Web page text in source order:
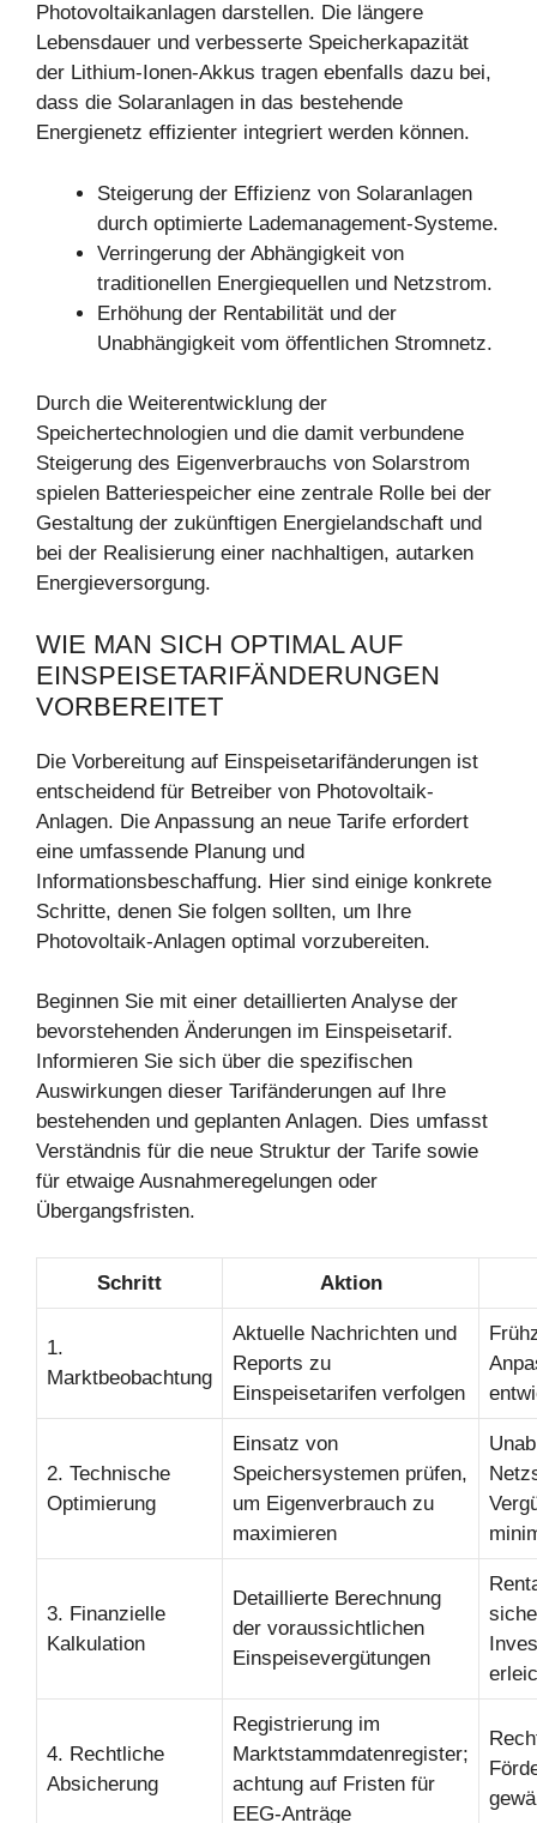
Photovoltaikanlagen darstellen. Die längere
Lebensdauer und verbesserte Speicherkapazität
der Lithium-Ionen-Akkus tragen ebenfalls dazu bei,
dass die Solaranlagen in das bestehende
Energienetz effizienter integriert werden können.
Steigerung der Effizienz von Solaranlagen
durch optimierte Lademanagement-Systeme.
Verringerung der Abhängigkeit von
traditionellen Energiequellen und Netzstrom.
Erhöhung der Rentabilität und der
Unabhängigkeit vom öffentlichen Stromnetz.
Durch die Weiterentwicklung der
Speichertechnologien und die damit verbundene
Steigerung des Eigenverbrauchs von Solarstrom
spielen Batteriespeicher eine zentrale Rolle bei der
Gestaltung der zukünftigen Energielandschaft und
bei der Realisierung einer nachhaltigen, autarken
Energieversorgung.
WIE MAN SICH OPTIMAL AUF
EINSPEISETARIFÄNDERUNGEN
VORBEREITET
Die Vorbereitung auf Einspeisetarifänderungen ist
entscheidend für Betreiber von Photovoltaik-
Anlagen. Die Anpassung an neue Tarife erfordert
eine umfassende Planung und
Informationsbeschaffung. Hier sind einige konkrete
Schritte, denen Sie folgen sollten, um Ihre
Photovoltaik-Anlagen optimal vorzubereiten.
Beginnen Sie mit einer detaillierten Analyse der
bevorstehenden Änderungen im Einspeisetarif.
Informieren Sie sich über die spezifischen
Auswirkungen dieser Tarifänderungen auf Ihre
bestehenden und geplanten Anlagen. Dies umfasst
Verständnis für die neue Struktur der Tarife sowie
für etwaige Ausnahmeregelungen oder
Übergangsfristen.
Schritt Aktion
1.
Marktbeobachtung
Aktuelle Nachrichten und
Reports zu
Einspeisetarifen verfolgen
2. Technische
Optimierung
Einsatz von
Speichersystemen prüfen,
um Eigenverbrauch zu
maximieren
3. Finanzielle
Kalkulation
Detaillierte Berechnung
der voraussichtlichen
Einspeisevergütungen
4. Rechtliche
Absicherung
Registrierung im
Marktstammdatenregister;
achtung auf Fristen für
EEG-Anträge